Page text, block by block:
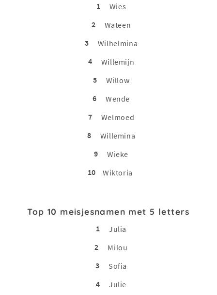
1
Wies
2
Wateen
3
Wilhelmina
4
Willemijn
5
Willow
6
Wende
7
Welmoed
8
Willemina
9
Wieke
10
Wiktoria
Top 10 meisjesnamen met 5 letters
1
Julia
2
Milou
3
Sofia
4
Julie